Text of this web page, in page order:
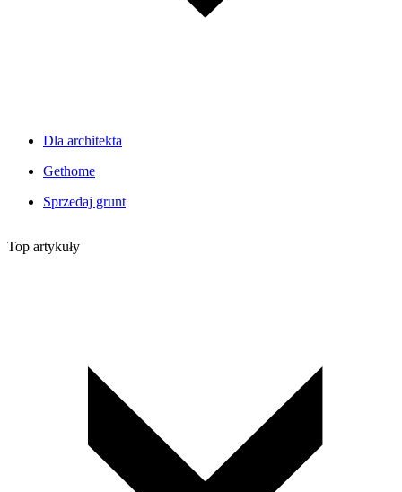
Dla architekta
Gethome
Sprzedaj grunt
Top artykuły